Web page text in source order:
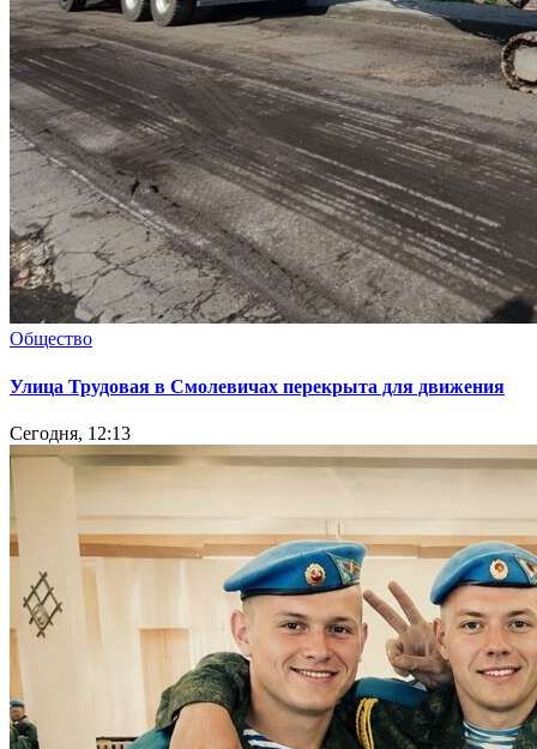
Общество
Улица Трудовая в Смолевичах перекрыта для движения
Сегодня, 12:13